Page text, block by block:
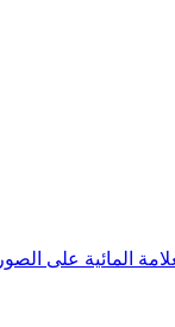
المائية على الصور